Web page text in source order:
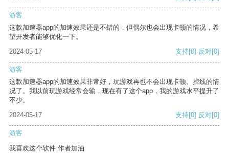
游客
这款加速器app的加速效果还是不错的，但偶尔也会出现卡顿的情况，希
望开发者能够优化一下。
2024-05-17
支持[0] 反对[0]
游客
这款加速器app的加速效果非常好，玩游戏再也不会出现卡顿、掉线的情
况了。我以前玩游戏经常会输，现在有了这个app，我的游戏水平提升了
不少。
2024-05-17
支持[0] 反对[0]
游客
我喜欢这个软件 作者加油